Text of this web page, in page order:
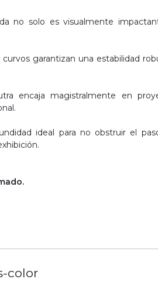
no solo es visualmente
garantizan una estabilidad
encaja magistralmente en
ideal para no obstruir el
color